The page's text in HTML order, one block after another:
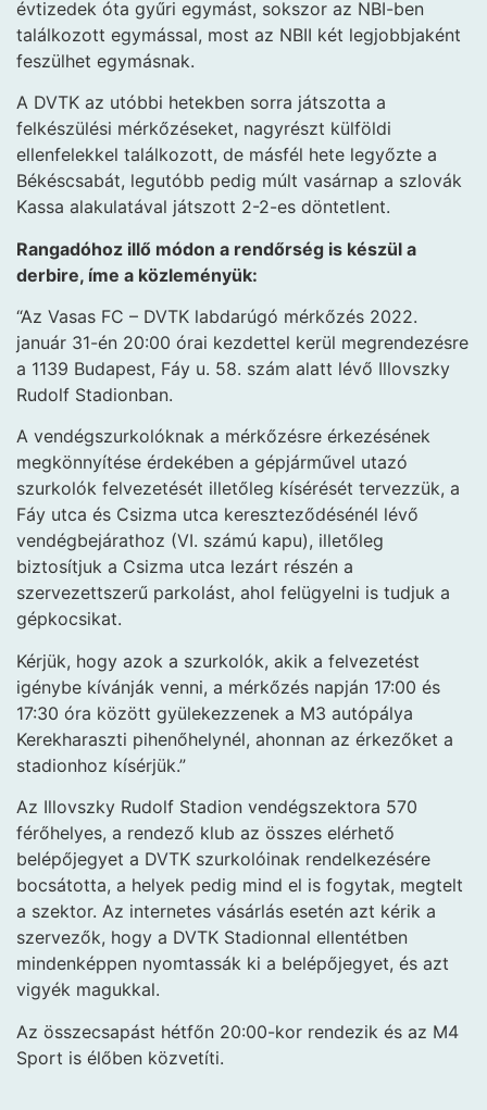
évtizedek óta gyűri egymást, sokszor az NBI-ben
találkozott egymással, most az NBII két legjobbjaként
feszülhet egymásnak.
A DVTK az utóbbi hetekben sorra játszotta a
felkészülési mérkőzéseket, nagyrészt külföldi
ellenfelekkel találkozott, de másfél hete legyőzte a
Békéscsabát, legutóbb pedig múlt vasárnap a szlovák
Kassa alakulatával játszott 2-2-es döntetlent.
Rangadóhoz illő módon a rendőrség is készül a
derbire, íme a közleményük:
“Az Vasas FC – DVTK labdarúgó mérkőzés 2022.
január 31-én 20:00 órai kezdettel kerül megrendezésre
a 1139 Budapest, Fáy u. 58. szám alatt lévő Illovszky
Rudolf Stadionban.
A vendégszurkolóknak a mérkőzésre érkezésének
megkönnyítése érdekében a gépjárművel utazó
szurkolók felvezetését illetőleg kísérését tervezzük, a
Fáy utca és Csizma utca kereszteződésénél lévő
vendégbejárathoz (VI. számú kapu), illetőleg
biztosítjuk a Csizma utca lezárt részén a
szervezettszerű parkolást, ahol felügyelni is tudjuk a
gépkocsikat.
Kérjük, hogy azok a szurkolók, akik a felvezetést
igénybe kívánják venni, a mérkőzés napján 17:00 és
17:30 óra között gyülekezzenek a M3 autópálya
Kerekharaszti pihenőhelynél, ahonnan az érkezőket a
stadionhoz kísérjük.”
Az Illovszky Rudolf Stadion vendégszektora 570
férőhelyes, a rendező klub az összes elérhető
belépőjegyet a DVTK szurkolóinak rendelkezésére
bocsátotta, a helyek pedig mind el is fogytak, megtelt
a szektor. Az internetes vásárlás esetén azt kérik a
szervezők, hogy a DVTK Stadionnal ellentétben
mindenképpen nyomtassák ki a belépőjegyet, és azt
vigyék magukkal.
Az összecsapást hétfőn 20:00-kor rendezik és az M4
Sport is élőben közvetíti.